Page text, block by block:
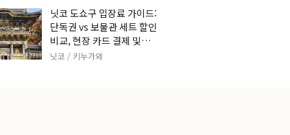
닛코 도쇼구 입장료 가이드:
단독권 vs 보물관 세트 할인
비교, 현장 카드 결제 및
KKday 사전 예매 팁
닛코 / 키누가와